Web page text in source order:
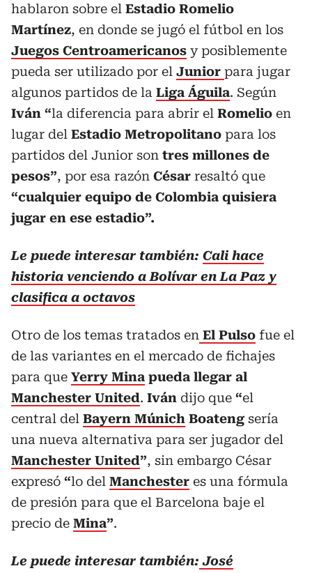
hablaron sobre el Estadio Romelio
Martínez, en donde se jugó el fútbol en los
Juegos Centroamericanos y posiblemente
pueda ser utilizado por el Junior para jugar
algunos partidos de la Liga Águila. Según
Iván “la diferencia para abrir el Romelio en
lugar del Estadio Metropolitano para los
partidos del Junior son tres millones de
pesos”, por esa razón César resaltó que
“cualquier equipo de Colombia quisiera
jugar en ese estadio”.
Le puede interesar también: Cali hace
historia venciendo a Bolívar en La Paz y
clasifica a octavos
Otro de los temas tratados en El Pulso fue el
de las variantes en el mercado de fichajes
para que Yerry Mina pueda llegar al
Manchester United. Iván dijo que “el
central del Bayern Múnich Boateng sería
una nueva alternativa para ser jugador del
Manchester United”, sin embargo César
expresó “lo del Manchester es una fórmula
de presión para que el Barcelona baje el
precio de Mina”.
Le puede interesar también: José